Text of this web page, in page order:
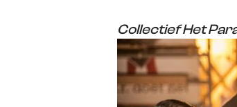
Collectief Het